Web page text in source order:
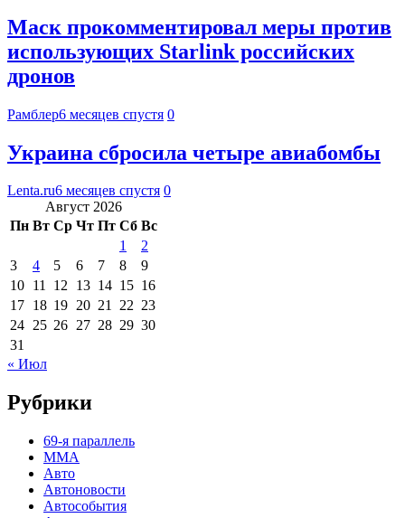
Маск прокомментировал меры против
использующих Starlink российских
дронов
Рамблер6 месяцев спустя 0
Украина сбросила четыре авиабомбы
Lenta.ru6 месяцев спустя 0
Август 2026
Пн Вт Ср Чт Пт Сб Вс
1
2
3
4 5 6 7 8
9
10 11 12 13 14 15 16
17 18 19 20 21 22 23
24 25 26 27 28 29 30
31
« Июл
Рубрики
69-я параллель
MMA
Авто
Автоновости
Автособытия